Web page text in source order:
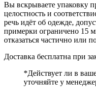
Вы вскрываете упаковку
целостность и
речь идёт об одежде,
примерки ограничено 15
отказаться частично или
Доставка бесплатна при
*Действует ли в
уточняйте у